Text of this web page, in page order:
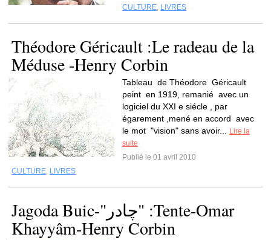
CULTURE, LIVRES
Théodore Géricault :Le radeau de la
Méduse -Henry Corbin
Tableau de Théodore Géricault
peint en 1919, remanié avec un
logiciel du XXI e siécle , par
égarement ,mené en accord avec
le mot "vision" sans avoir...
Lire la
suite
Publié le 01 avril 2010
CULTURE, LIVRES
Jagoda Buic-"چادر" :Tente-Omar
Khayyâm-Henry Corbin